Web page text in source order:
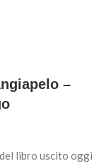
–
libro uscito oggi